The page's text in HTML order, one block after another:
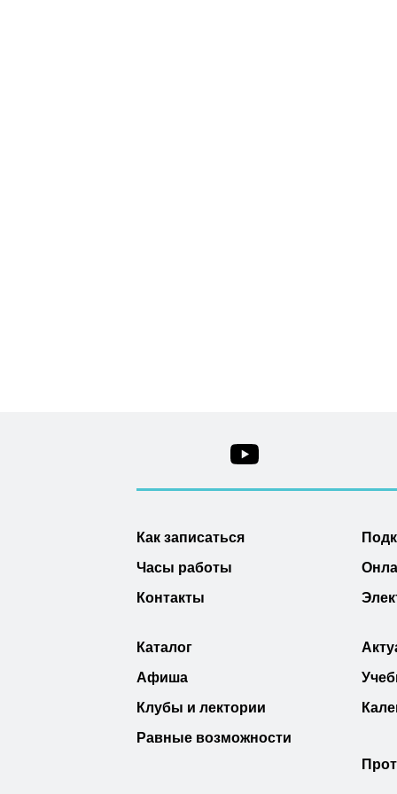
Как записаться
Часы работы
Контакты
Каталог
Афиша
Клубы и лектории
Равные возможности